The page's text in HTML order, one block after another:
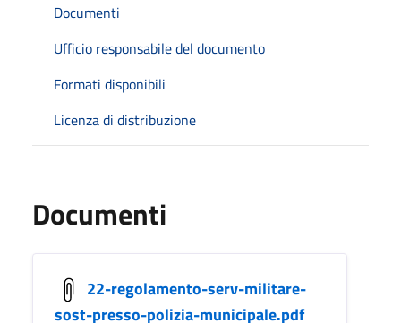
Documenti
Ufficio responsabile del documento
Formati disponibili
Licenza di distribuzione
Documenti
22-regolamento-serv-militare-
sost-presso-polizia-municipale.pdf